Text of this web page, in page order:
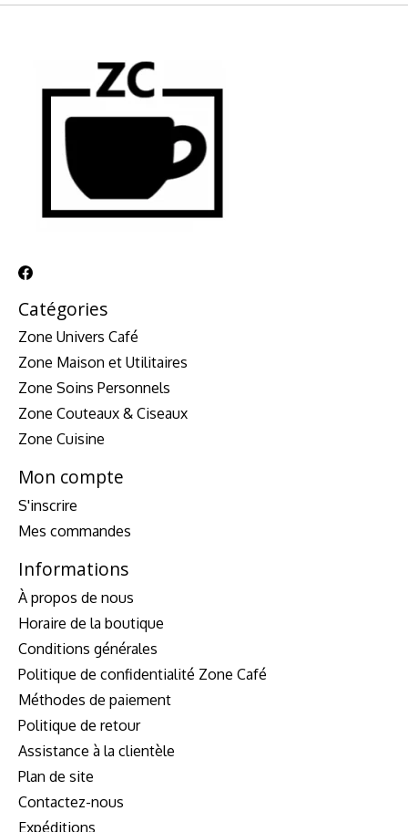
Catégories
Zone Univers Café
Zone Maison et Utilitaires
Zone Soins Personnels
Zone Couteaux & Ciseaux
Zone Cuisine
Mon compte
S'inscrire
Mes commandes
Informations
À propos de nous
Horaire de la boutique
Conditions générales
Politique de confidentialité Zone Café
Méthodes de paiement
Politique de retour
Assistance à la clientèle
Plan de site
Contactez-nous
Expéditions